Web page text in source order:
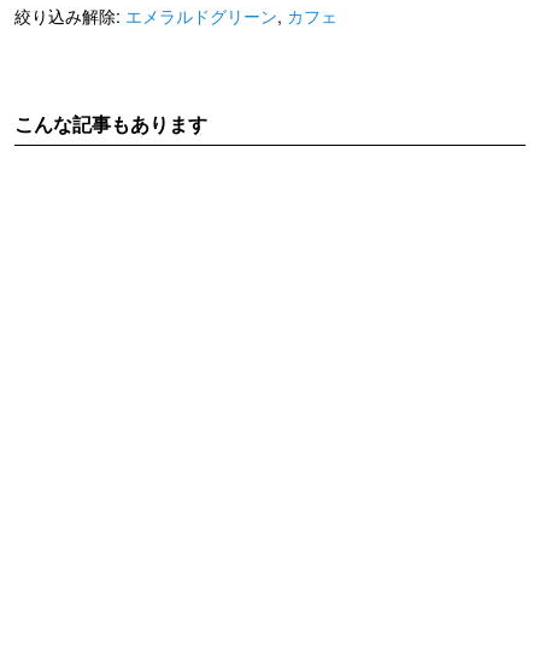
絞り込み解除: エメラルドグリーン, カフェ
こんな記事もあります